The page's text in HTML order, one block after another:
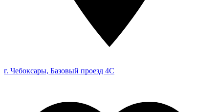
г. Чебоксары, Базовый проезд 4С